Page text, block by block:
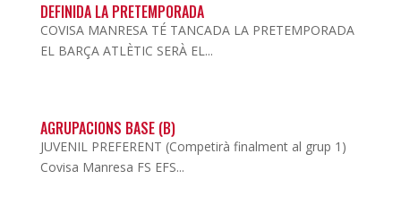
DEFINIDA LA PRETEMPORADA
COVISA MANRESA TÉ TANCADA LA PRETEMPORADA
EL BARÇA ATLÈTIC SERÀ EL...
AGRUPACIONS BASE (B)
JUVENIL PREFERENT (Competirà finalment al grup 1)
Covisa Manresa FS EFS...